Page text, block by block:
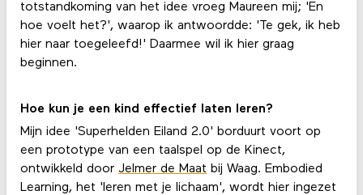
totstandkoming van het idee vroeg Maureen mij; 'En
hoe voelt het?', waarop ik antwoordde: 'Te gek, ik heb
hier naar toegeleefd!' Daarmee wil ik hier graag
beginnen.
Hoe kun je een kind effectief laten leren?
Mijn idee 'Superhelden Eiland 2.0' borduurt voort op
een prototype van een taalspel op de Kinect,
ontwikkeld door Jelmer de Maat bij Waag. Embodied
Learning, het 'leren met je lichaam', wordt hier ingezet